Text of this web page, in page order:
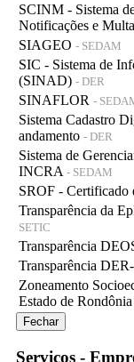
SCINM - Sistema
Notificações e
SIAGEO - SEDAM
SIC - Sistema de
(SINAD) - DER
SINAFLOR -
Sistema Cadastro
andamento - DER
Sistema de
INCRA - SEDAM
SROF - Certificado
Transparência da
SETIC
Transparência
Transparência
Zoneamento
Estado de
Fechar
Serviços -